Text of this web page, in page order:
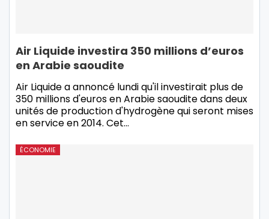
Air Liquide investira 350 millions d’euros
en Arabie saoudite
Air Liquide a annoncé lundi qu'il investirait plus de
350 millions d'euros en Arabie saoudite dans deux
unités de production d'hydrogène qui seront mises
en service en 2014. Cet…
ÉCONOMIE